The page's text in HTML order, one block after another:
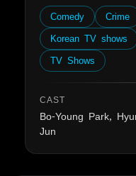
Comedy Crime
Korean TV shows
TV Shows
CAST
Bo-Young Park,
Jun